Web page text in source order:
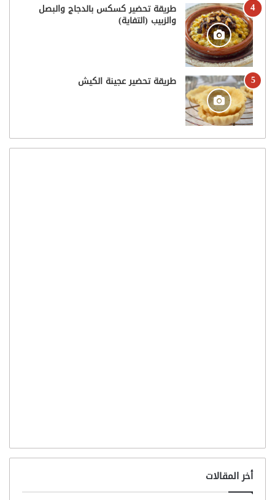
طريقة تحضير كسكس بالدجاج والبصل
والزبيب (التفاية)
طريقة تحضير عجينة الكيش
أخر المقالات